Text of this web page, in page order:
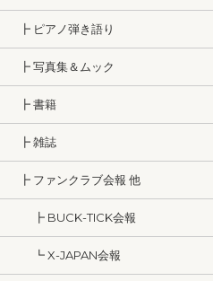
┣ ピアノ弾き語り
┣ 写真集＆ムック
┣ 書籍
┣ 雑誌
┣ ファンクラブ会報 他
┣ BUCK-TICK会報
┗ X-JAPAN会報